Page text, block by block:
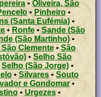
•Oliveira, São
• Pinheiro•
(Santa Eufémia) •
• Ronfe• Sande (São
(São Martinho)•
Clemente• São
• Selho São
Selho (São Jorge) •
• Silvares • Souto
e Gondomar•
• Urgezes•